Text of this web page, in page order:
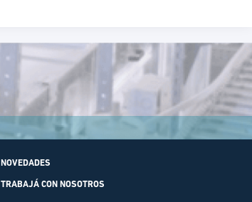
NOVEDADES
TRABAJÁ CON NOSOTROS